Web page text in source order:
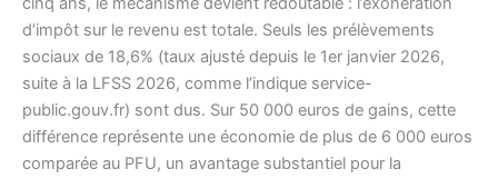
d’impôt sur le revenu est totale. Seuls les prélèvements
sociaux de 18,6% (taux ajusté depuis le 1er janvier 2026,
suite à la LFSS 2026, comme l’indique service-
public.gouv.fr) sont dus. Sur 50 000 euros de gains, cette
différence représente une économie de plus de 6 000 euros
comparée au PFU, un avantage substantiel pour la